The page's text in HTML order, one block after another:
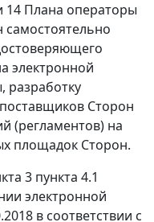
14 Плана операторы
электронной
разработку
Сторон
(регламентов) на
площадок Сторон.
3 пункта 4.1
электронной
в соответствии с